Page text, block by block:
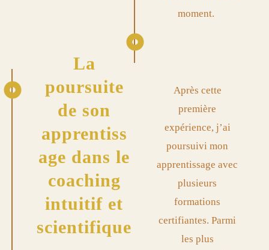
moment.
Après cette
première
expérience, j’ai
poursuivi mon
apprentissage avec
plusieurs
formations
certifiantes. Parmi
les plus
La
poursuite
de son
apprentiss
age dans le
coaching
intuitif et
scientifique